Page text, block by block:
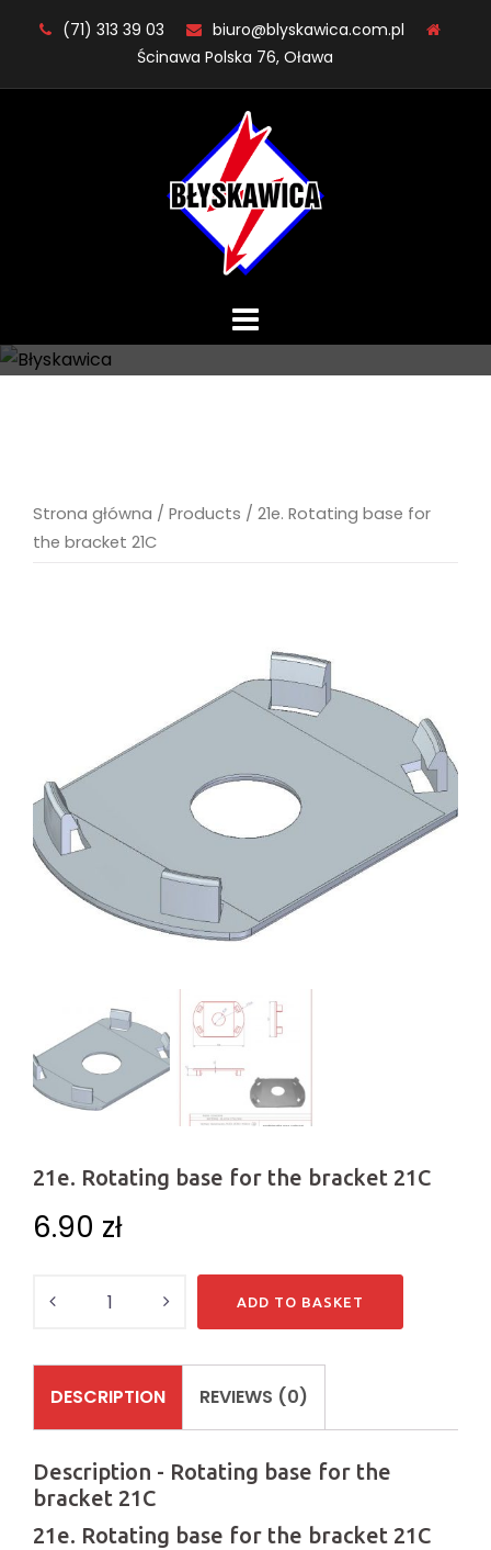
(71) 313 39 03
biuro@blyskawica.com.pl
Ścinawa Polska 76, Oława
Strona główna / Products / 21e. Rotating base for
the bracket 21C
21e. Rotating base for the bracket 21C
6.90 zł
ADD TO BASKET
DESCRIPTION REVIEWS (0)
Description - Rotating base for the
bracket 21C
21e. Rotating base for the bracket 21C